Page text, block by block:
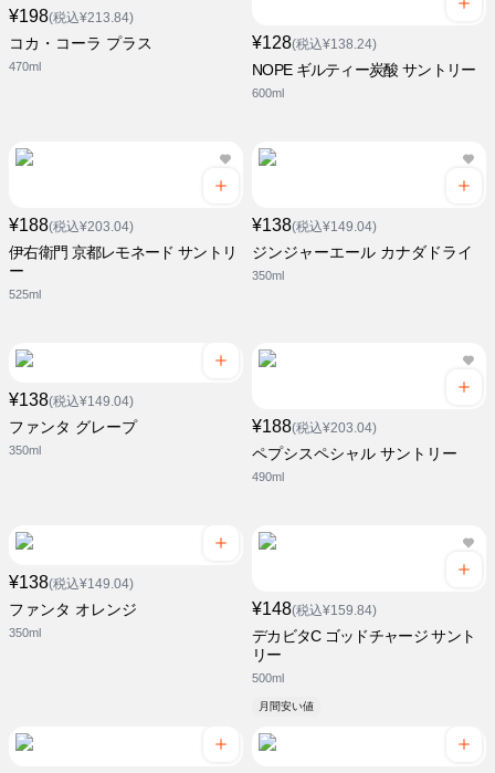
¥198(税込¥213.84)
コカ・コーラ プラス
470ml
¥128(税込¥138.24)
NOPE ギルティー炭酸 サントリー
600ml
¥188(税込¥203.04)
伊右衛門 京都レモネード サントリ
ー
525ml
¥138(税込¥149.04)
ジンジャーエール カナダドライ
350ml
¥138(税込¥149.04)
ファンタ グレープ
350ml
¥188(税込¥203.04)
ペプシスペシャル サントリー
490ml
¥138(税込¥149.04)
ファンタ オレンジ
350ml
¥148(税込¥159.84)
デカビタC ゴッドチャージ サント
リー
500ml
月間安い値